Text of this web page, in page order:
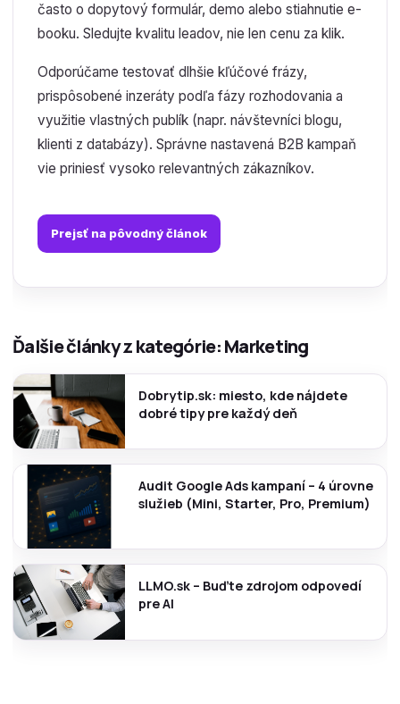
často o dopytový formulár, demo alebo stiahnutie e-
booku. Sledujte kvalitu leadov, nie len cenu za klik.
Odporúčame testovať dlhšie kľúčové frázy,
prispôsobené inzeráty podľa fázy rozhodovania a
využitie vlastných publík (napr. návštevníci blogu,
klienti z databázy). Správne nastavená B2B kampaň
vie priniesť vysoko relevantných zákazníkov.
Prejsť na pôvodný článok
Ďalšie články z kategórie: Marketing
Dobrytip.sk: miesto, kde nájdete
dobré tipy pre každý deň
Audit Google Ads kampaní – 4 úrovne
služieb (Mini, Starter, Pro, Premium)
LLMO.sk – Buďte zdrojom odpovedí
pre AI